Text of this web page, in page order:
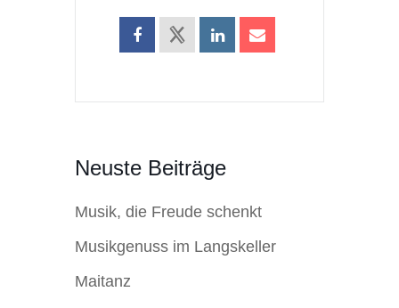
Neuste Beiträge
Musik, die Freude schenkt
Musikgenuss im Langskeller
Maitanz